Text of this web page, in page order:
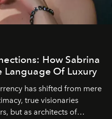
How Sabrina
Language Of Luxury
has shifted from mere
true visionaries
but as architects of